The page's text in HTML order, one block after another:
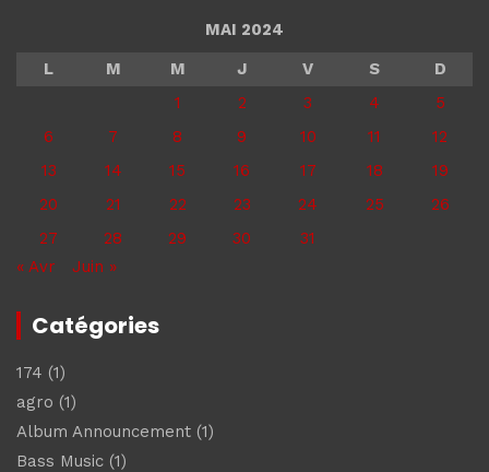
MAI 2024
L
M M J V S
D
1
2 3 4
5
6
7 8 9 10 11
12
13
14 15 16 17 18
19
20
21 22 23 24 25
26
27
28 29 30
31
« Avr
Juin »
Catégories
174 (1)
agro (1)
Album Announcement (1)
Bass Music (1)